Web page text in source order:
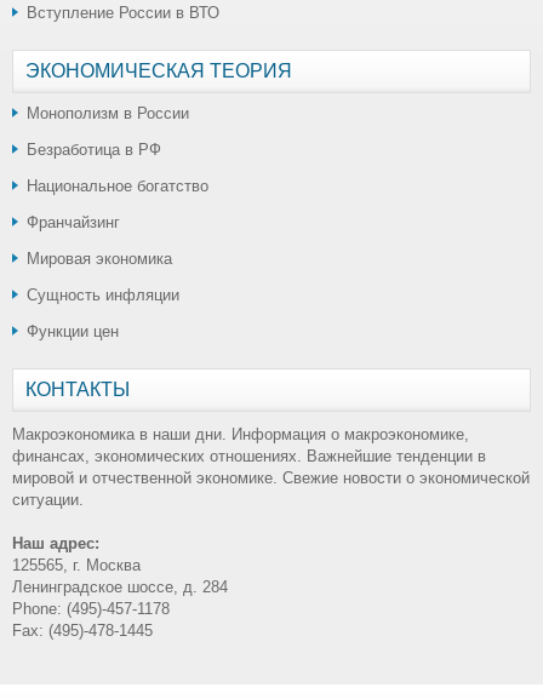
Вступление России в ВТО
ЭКОНОМИЧЕСКАЯ ТЕОРИЯ
Монополизм в России
Безработица в РФ
Национальное богатство
Франчайзинг
Мировая экономика
Сущность инфляции
Функции цен
КОНТАКТЫ
Макроэкономика в наши дни. Информация о макроэкономике,
финансах, экономических отношениях. Важнейшие тенденции в
мировой и отчественной экономике. Свежие новости о экономической
ситуации.
Наш адрес:
125565, г. Москва
Ленинградское шоссе, д. 284
Phone: (495)-457-1178
Fax: (495)-478-1445